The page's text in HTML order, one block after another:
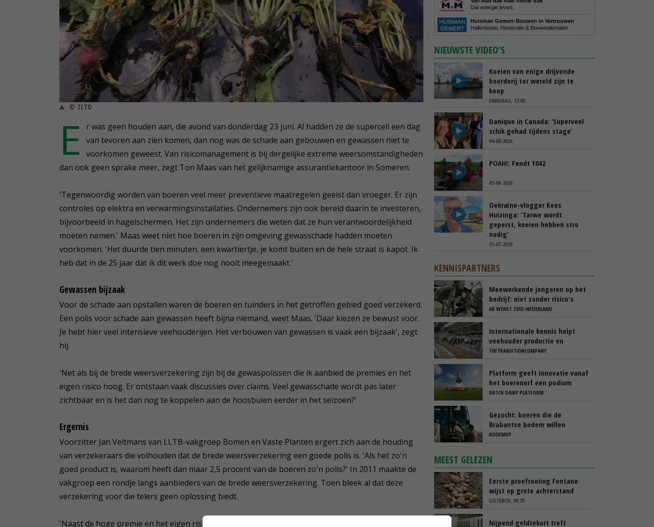
© ZLTO
E
r was geen houden aan, die avond van donderdag 23 juni. Al hadden ze de supercell een dag
van tevoren aan zien komen, dan nog was de schade aan gebouwen en gewassen niet te
voorkomen geweest. Van risicomanagement is bij dergelijke extreme weersomstandigheden
dan ook geen sprake meer, zegt Ton Maas van het gelijknamige assurantiekantoor in Someren.
'Tegenwoordig worden van boeren veel meer preventieve maatregelen geëist dan vroeger. Er zijn
controles op elektra en verwarmingsinstallaties. Ondernemers zijn ook bereid daarin te investeren,
bijvoorbeeld in hagelschermen. Het zijn ondernemers die weten dat ze hun verantwoordelijkheid
moeten nemen.' Maas weet niet hoe boeren in zijn omgeving gewasschade hadden moeten
voorkomen. 'Het duurde tien minuten, een kwartiertje, je komt buiten en de hele straat is kapot. Ik
heb dat in de 25 jaar dat ik dit werk doe nog nooit meegemaakt.'
Gewassen bijzaak
Voor de schade aan opstallen waren de boeren en tuinders in het getroffen gebied goed verzekerd.
Een polis voor schade aan gewassen heeft bijna niemand, weet Maas. 'Daar kiezen ze bewust voor.
Je hebt hier veel intensieve veehouderijen. Het verbouwen van gewassen is vaak een bijzaak', zegt
hij.
'Net als bij de brede weersverzekering zijn bij de gewaspolissen die ik aanbied de premies en het
eigen risico hoog. Er ontstaan vaak discussies over claims. Veel gewasschade wordt pas later
zichtbaar en is het dan nog te koppelen aan de hoosbuien eerder in het seizoen?'
Ergernis
Voorzitter Jan Veltmans van LLTB-vakgroep Bomen en Vaste Planten ergert zich aan de houding
van verzekeraars die volhouden dat de brede weersverzekering een goede polis is. 'Als het zo'n
goed product is, waarom heeft dan maar 2,5 procent van de boeren zo'n polis?' In 2011 maakte de
vakgroep een rondje langs aanbieders van de brede weersverzekering. Toen bleek al dat deze
verzekering voor die telers geen oplossing biedt.
'Naast de hoge premie en het eigen risico ken ik ondernemers die geweigerd worden vanwege te
Dat energie levert.
Huisman Gemert-Bouwen in Vertrouwen
Hallenbouw, Renovatie & Bouwmaterialen
NIEUWSTE VIDEO'S
Koeien van enige drijvende
boerderij ter wereld zijn te
koop
VANDAAG, 12:00
Danique in Canada: ‘Superveel
schik gehad tijdens stage’
04-08-2026
POAH!: Fendt 1042
01-08-2026
Oekraïne-vlogger Kees
Huizinga: ‘Tarwe wordt
geperst, koeien hebben stro
nodig’
31-07-2026
KENNISPARTNERS
Meewerkende jongeren op het
bedrijf: niet zonder risico's
AB WERKT ZUID-NEDERLAND
Internationale kennis helpt
veehouder productie en
rantsoen te optimaliseren
THETRANSITIONCOMPANY
Platform geeft innovatie vanaf
het boerenerf een podium
DUTCH DAIRY PLATFORM
Gezocht: boeren die de
Brabantse bodem willen
verbeteren
BODEMUP
MEEST GELEZEN
Eerste proefrooiing Fontane
wijst op grote achterstand
GISTEREN, 09:35
Nijpend geldtekort treft